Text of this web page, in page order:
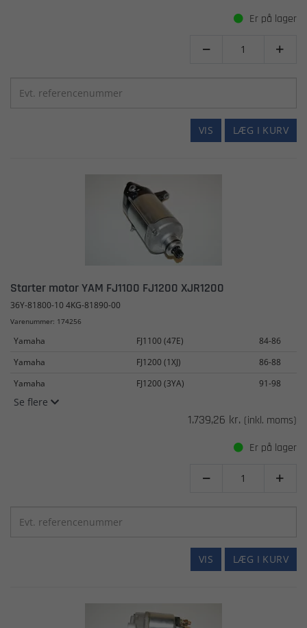
Er på lager
 
LÆG I KURV
VIS
Starter motor YAM FJ1100 FJ1200 XJR1200
36Y-81800-10 4KG-81890-00
Varenummer: 174256
Yamaha FJ1100 (47E)
84-86
Yamaha
FJ1200 (1XJ)
86-88
Yamaha
FJ1200 (3YA) 91-98
Se flere
1.739,26 kr. (inkl. moms)
Er på lager
 
LÆG I KURV
VIS